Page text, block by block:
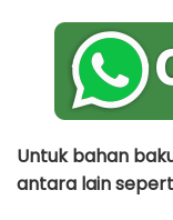
Untuk bahan
antara lain